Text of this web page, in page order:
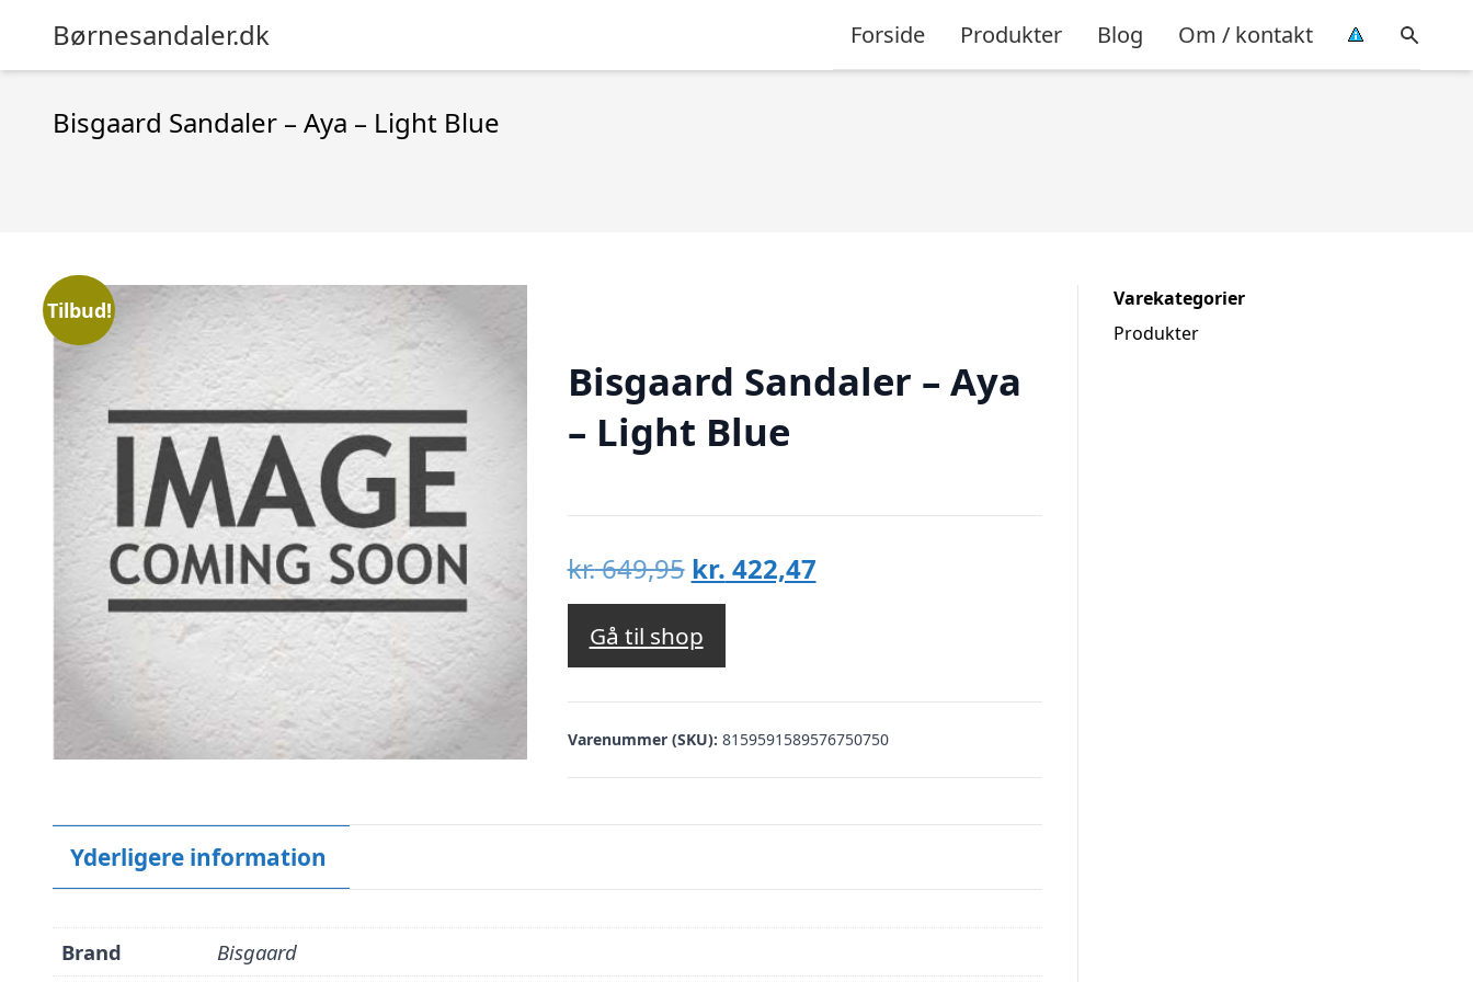
Børnesandaler.dk Forside Produkter Blog Om / kontakt
Bisgaard Sandaler – Aya – Light Blue
Tilbud!
Bisgaard Sandaler – Aya
– Light Blue
kr.649,95 Den
oprindelige
pris
var:
kr. 649,95.
kr. 422,47Den
kr. 422,47.
Gå til shop
Varenummer (SKU): 8159591589576750750
Yderligere information
Brand Bisgaard
Varekategorier
Produkter